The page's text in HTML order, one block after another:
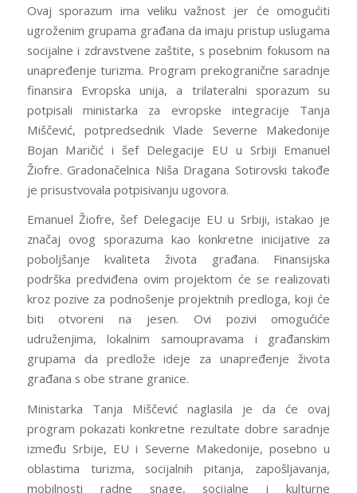
Ovaj sporazum ima veliku važnost jer će omogućiti
ugroženim grupama građana da imaju pristup uslugama
socijalne i zdravstvene zaštite, s posebnim fokusom na
unapređenje turizma. Program prekogranične saradnje
finansira Evropska unija, a trilateralni sporazum su
potpisali ministarka za evropske integracije Tanja
Miščević, potpredsednik Vlade Severne Makedonije
Bojan Maričić i šef Delegacije EU u Srbiji Emanuel
Žiofre. Gradonačelnica Niša Dragana Sotirovski takođe
je prisustvovala potpisivanju ugovora.
Emanuel Žiofre, šef Delegacije EU u Srbiji, istakao je
značaj ovog sporazuma kao konkretne inicijative za
poboljšanje kvaliteta života građana. Finansijska
podrška predviđena ovim projektom će se realizovati
kroz pozive za podnošenje projektnih predloga, koji će
biti otvoreni na jesen. Ovi pozivi omogućiće
udruženjima, lokalnim samoupravama i građanskim
grupama da predlože ideje za unapređenje života
građana s obe strane granice.
Ministarka Tanja Miščević naglasila je da će ovaj
program pokazati konkretne rezultate dobre saradnje
između Srbije, EU i Severne Makedonije, posebno u
oblastima turizma, socijalnih pitanja, zapošljavanja,
mobilnosti radne snage, socijalne i kulturne